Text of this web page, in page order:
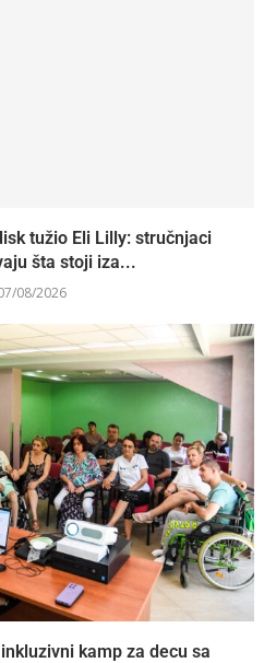
tužio Eli Lilly: stručnjaci
šta stoji iza...
08/2026
kamp za decu sa